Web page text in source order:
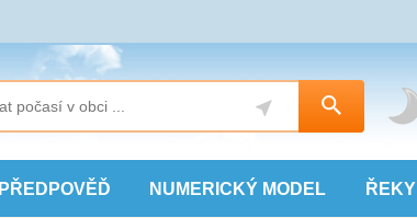
PŘEDPOVĚĎ NUMERICKÝ MODEL ŘEKY